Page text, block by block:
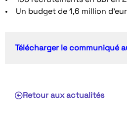
• Un budget de 1,6 million
Télécharger le communiqué
Retour aux actualités